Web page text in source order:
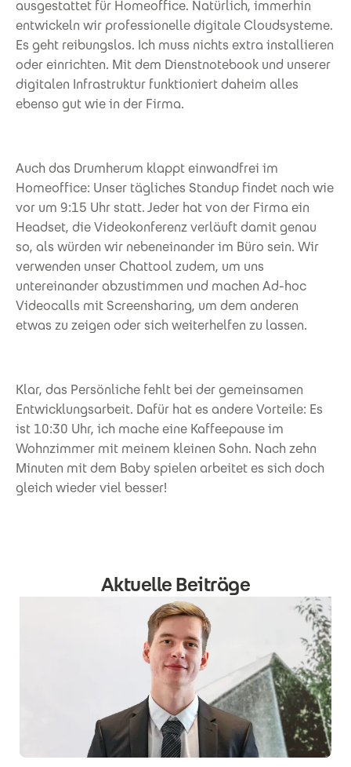
ausgestattet für Homeoffice. Natürlich, immerhin
entwickeln wir professionelle digitale Cloudsysteme.
Es geht reibungslos. Ich muss nichts extra installieren
oder einrichten. Mit dem Dienstnotebook und unserer
digitalen Infrastruktur funktioniert daheim alles
ebenso gut wie in der Firma.
Auch das Drumherum klappt einwandfrei im
Homeoffice: Unser tägliches Standup findet nach wie
vor um 9:15 Uhr statt. Jeder hat von der Firma ein
Headset, die Videokonferenz verläuft damit genau
so, als würden wir nebeneinander im Büro sein. Wir
verwenden unser Chattool zudem, um uns
untereinander abzustimmen und machen Ad-hoc
Videocalls mit Screensharing, um dem anderen
etwas zu zeigen oder sich weiterhelfen zu lassen.
Klar, das Persönliche fehlt bei der gemeinsamen
Entwicklungsarbeit. Dafür hat es andere Vorteile: Es
ist 10:30 Uhr, ich mache eine Kaffeepause im
Wohnzimmer mit meinem kleinen Sohn. Nach zehn
Minuten mit dem Baby spielen arbeitet es sich doch
gleich wieder viel besser!
Aktuelle Beiträge